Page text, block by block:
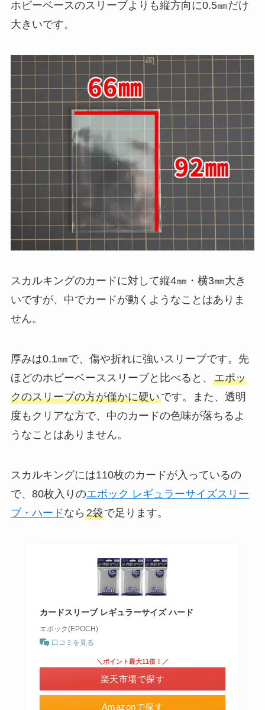
ホビーベースのスリーブよりも縦方向に0.5㎜だけ
大きいです。
スカルキングのカードに対して縦4㎜・横3㎜大き
いですが、中でカードが動くようなことはありま
せん。
厚みは0.1㎜で、傷や折れに強いスリーブです。先
ほどのホビーベーススリーブと比べると、 エポッ
クのスリーブの方が僅かに硬いです。また、透明
度もクリアな方で、中のカードの色味が落ちるよ
うなことはありません。
スカルキングには110枚のカードが入っているの
で、80枚入りのエポック レギュラーサイズスリー
ブ・ハードなら 2袋で足ります。
カードスリーブ レギュラーサイズ ハード
エポック(EPOCH)
口コミを見る
Amazonで探す
＼ポイント最大11倍！／
楽天市場で探す